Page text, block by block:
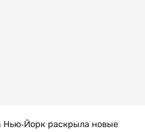
Нью-Йорк раскрыла новые